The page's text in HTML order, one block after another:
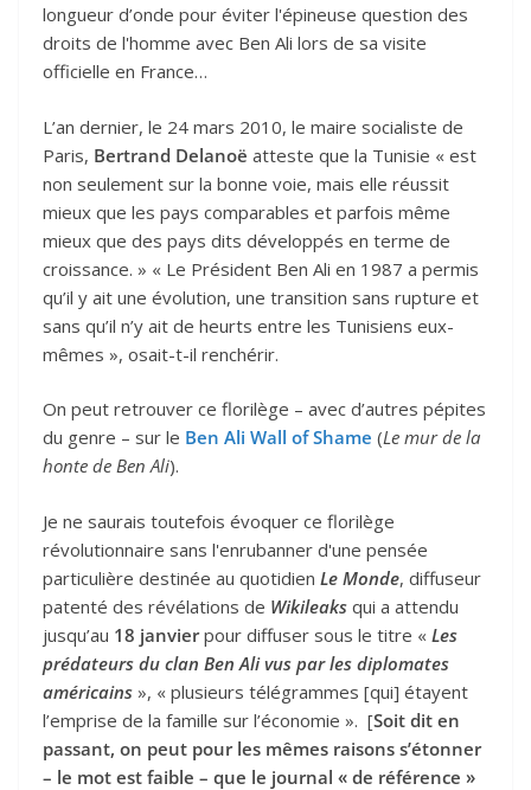
longueur d’onde pour éviter l'épineuse question des
droits de l'homme avec Ben Ali lors de sa visite
officielle en France…
L’an dernier, le 24 mars 2010, le maire socialiste de
Paris, Bertrand Delanoë atteste que la Tunisie « est
non seulement sur la bonne voie, mais elle réussit
mieux que les pays comparables et parfois même
mieux que des pays dits développés en terme de
croissance. » « Le Président Ben Ali en 1987 a permis
qu’il y ait une évolution, une transition sans rupture et
sans qu’il n’y ait de heurts entre les Tunisiens eux-
mêmes », osait-t-il renchérir.
On peut retrouver ce florilège – avec d’autres pépites
du genre – sur le Ben Ali Wall of Shame (Le mur de la
honte de Ben Ali).
Je ne saurais toutefois évoquer ce florilège
révolutionnaire sans l'enrubanner d'une pensée
particulière destinée au quotidien Le Monde, diffuseur
patenté des révélations de Wikileaks qui a attendu
jusqu’au 18 janvierpour diffuser sous le titre « Les
prédateurs du clan Ben Ali vus par les diplomates
américains », « plusieurs télégrammes [qui] étayent
l’emprise de la famille sur l’économie ». [Soit dit en
passant, on peut pour les mêmes raisons s’étonner
– le mot est faible – que le journal « de référence »